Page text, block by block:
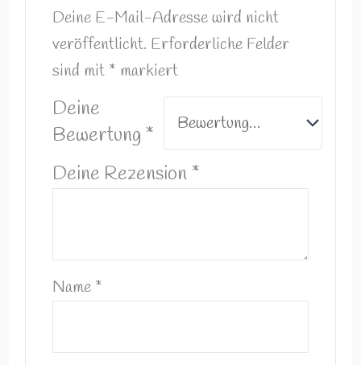
Deine E-Mail-Adresse wird nicht
veröffentlicht. Erforderliche Felder
sind mit * markiert
Deine
Bewertung *
Deine Rezension*
Name *